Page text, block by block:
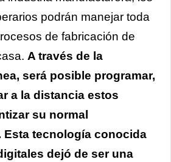
podrán manejar toda
de fabricación de
A través de la
será posible programar,
a la distancia estos
su normal
Esta tecnología conocida
dejó de ser una